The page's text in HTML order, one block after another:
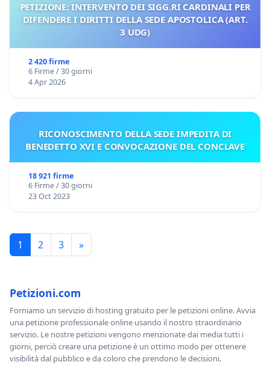
PETIZIONE: INTERVENTO DEI SIGG.RI CARDINALI PER
DIFENDERE I DIRITTI DELLA SEDE APOSTOLICA (ART.
3 UDG)
2 420 firme
6 Firme / 30 giorni
4 Apr 2026
RICONOSCIMENTO DELLA SEDE IMPEDITA DI
BENEDETTO XVI E CONVOCAZIONE DEL CONCLAVE
18 921 firme
6 Firme / 30 giorni
23 Oct 2023
1 2 3 »
Petizioni.com
Forniamo un servizio di hosting gratuito per le petizioni online. Avvia
una petizione professionale online usando il nostro straordinario
servizio. Le nostre petizioni vengono menzionate dai media tutti i
giorni, perciò creare una petizione è un ottimo modo per ottenere
visibilità dal pubblico e da coloro che prendono le decisioni.